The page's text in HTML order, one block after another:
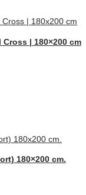
| 180×200 cm
180×200 cm.